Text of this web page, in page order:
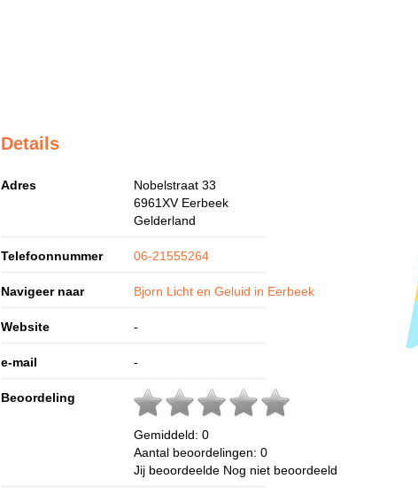
Details
Adres
Nobelstraat 33
6961XV Eerbeek
Gelderland
Telefoonnummer 06-21555264
Navigeer naar Bjorn Licht en Geluid in Eerbeek
Website -
e-mail -
Beoordeling
Gemiddeld:0
Aantal beoordelingen:0
Jij beoordeelde Nog niet beoordeeld